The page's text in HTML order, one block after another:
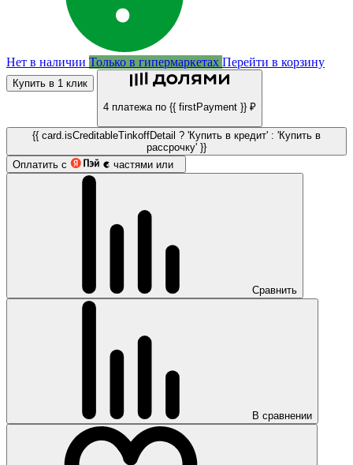
Нет в наличии Только в гипермаркетах Перейти в корзину
Купить в 1 клик
4 платежа по {{ firstPayment }} ₽
{{ card.isCreditableTinkoffDetail ? 'Купить в кредит' : 'Купить в
рассрочку' }}
Оплатить с
частями или
Сравнить
В сравнении